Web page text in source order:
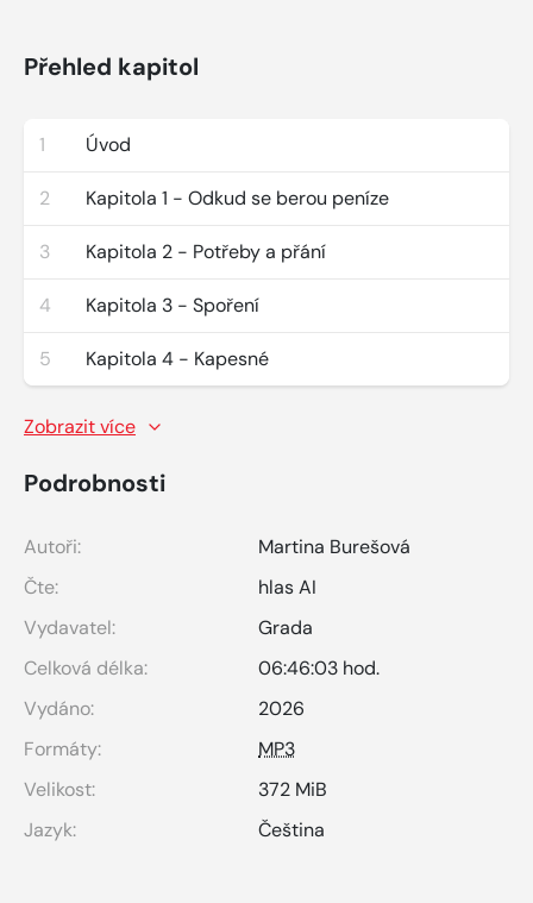
Přehled kapitol
1 Úvod
2 Kapitola 1 - Odkud se berou peníze
3 Kapitola 2 - Potřeby a přání
4 Kapitola 3 - Spoření
5 Kapitola 4 - Kapesné
Zobrazit více
Podrobnosti
Autoři:
Martina Burešová
Čte:
hlas AI
Vydavatel:
Grada
Celková délka:
06:46:03 hod.
Vydáno:
2026
Formáty:
MP3
Velikost:
372 MiB
Jazyk:
Čeština